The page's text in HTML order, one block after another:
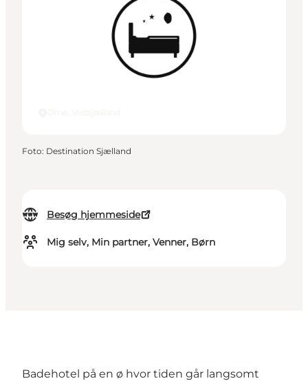
Besøg hjemmeside
Mig selv, Min partner, Venner, Børn
Foto: Destination Sjælland
Badehotel på en ø hvor tiden går langsomt